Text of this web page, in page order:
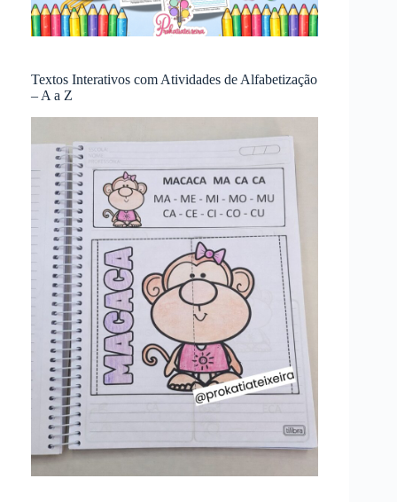
Textos Interativos com Atividades de Alfabetização
– A a Z